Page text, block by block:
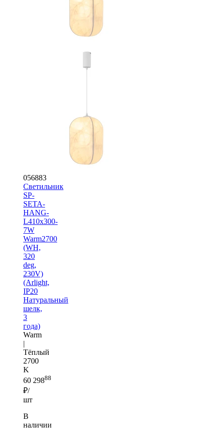
056883
Светильник
SP-
SETA-
HANG-
L410х300-
7W
Warm2700
(WH,
320
deg,
230V)
(Arlight,
IP20
Натуральный
шелк,
3
года)
Warm
|
Тёплый
2700
K
60 29888
₽/
шт
В
наличии